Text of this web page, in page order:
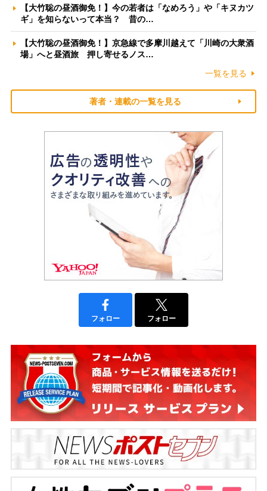
【大竹聡の昼酒御免！】今の若者は「なめろう」や「キヌカツ
ギ」を知らないって本当？ 昔の…
【大竹聡の昼酒御免！】京急線で多摩川越えて「川崎の大衆酒
場」へと昼酒旅 押し寄せるノス…
一覧を見る
著者・連載の一覧を見る
フォロー フォロー